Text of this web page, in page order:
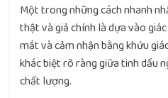
Một trong những cách nhanh
thật và giả chính là dựa vào
mắt và cảm nhận bằng khứu
khác biệt rõ ràng giữa tinh dầu
chất lượng.